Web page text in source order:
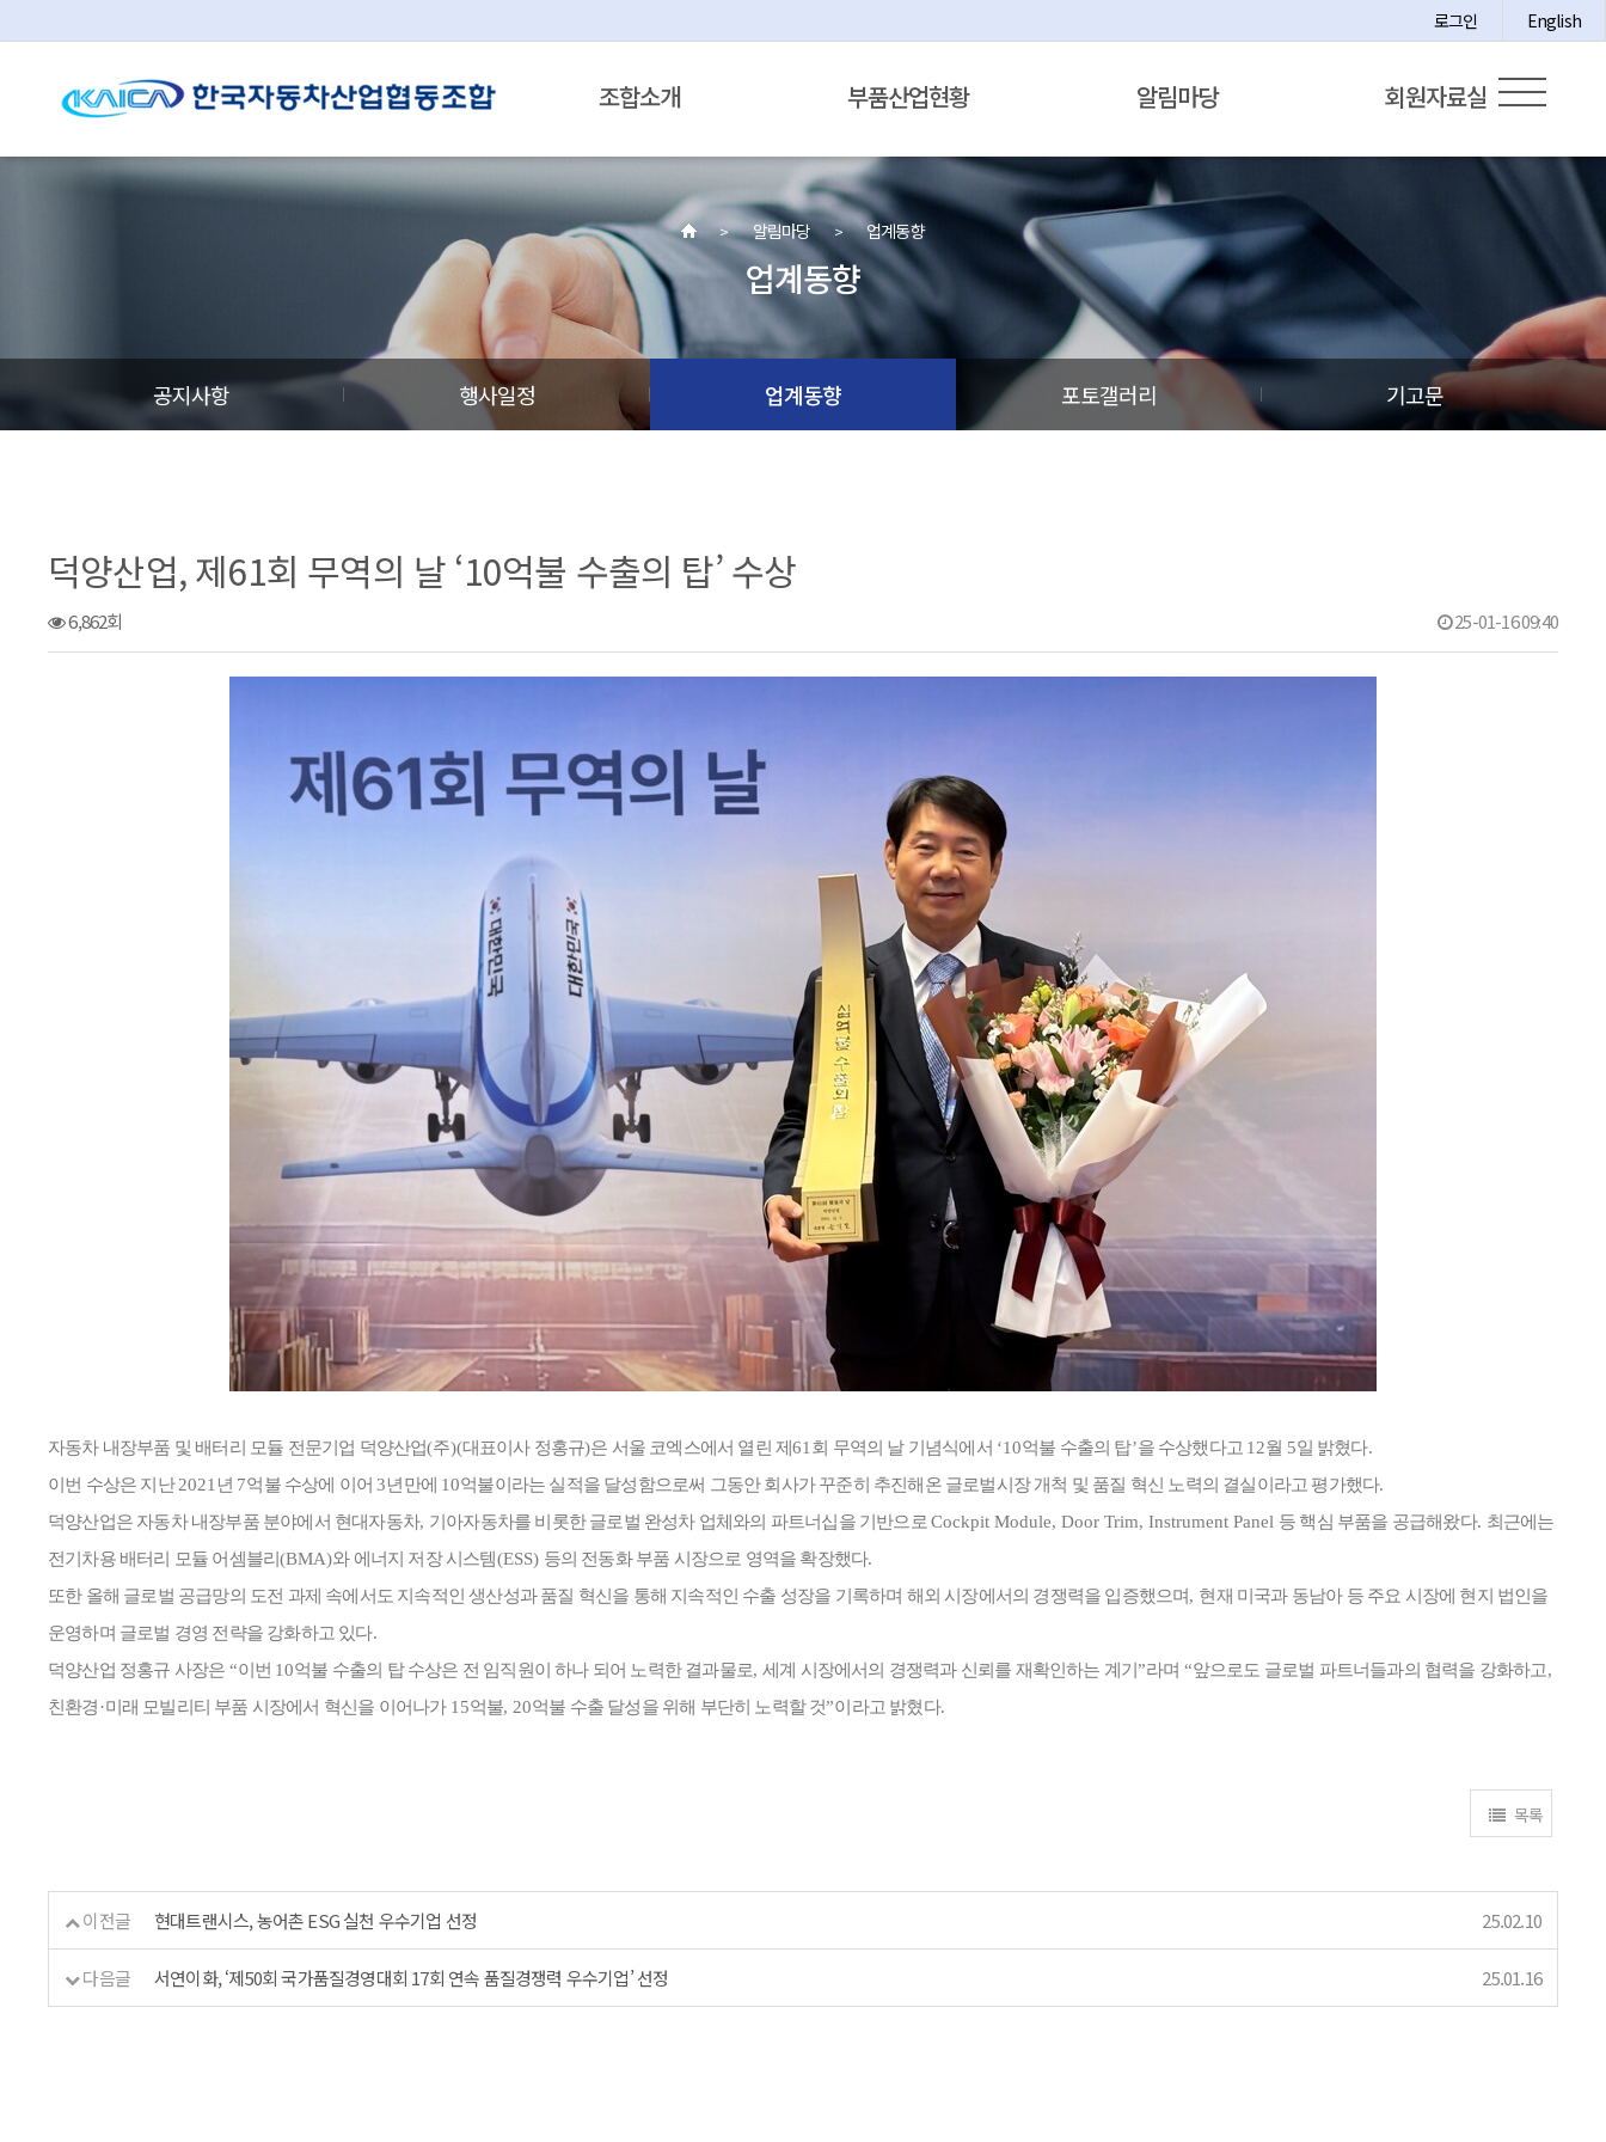
로그인 English
조합소개 부품산업현황 알림마당 회원자료실
알림마당 업계동향
업계동향
공지사항 행사일정 업계동향 포토갤러리 기고문
덕양산업, 제61회 무역의 날 ‘10억불 수출의 탑’ 수상
6,862회 25-01-16 09:40
자동차 내장부품 및 배터리 모듈 전문기업 덕양산업(주)(대표이사 정홍규)은 서울 코엑스에서 열린 제61 회 무역의 날 기념식에서 ‘10억불 수출의 탑’을 수상했다고 12월 5일 밝혔다.
이번 수상은 지난2021 년 7억불 수상에 이어3년만에 10억불이라는 실적을 달성함으로써 그동안 회사가 꾸준히 추진해온 글로벌시장 개척 및 품질 혁신 노력의 결실이라고 평가했다.
덕양산업은 자동차 내장부품 분야에서 현대자동차, 기아자동차를 비롯한 글로벌 완성차 업체와의 파트너십을 기반으로 Cockpit Module, Door Trim, Instrument Panel 등 핵심 부품을 공급해왔다. 최근에는
전기차용 배터리 모듈 어셈블리(BMA)와 에너지 저장 시스템(ESS) 등의 전동화 부품 시장으로 영역을 확장했다.
또한 올해 글로벌 공급망의 도전 과제 속에서도 지속적인 생산성과 품질 혁신을 통해 지속적인 수출 성장을 기록하며 해외 시장에서의 경쟁력을 입증했으며, 현재 미국과 동남아 등 주요 시장에 현지 법인을
운영하며 글로벌 경영 전략을 강화하고 있다.
덕양산업 정홍규 사장은 “이번 10억불 수출의 탑 수상은 전 임직원이 하나 되어 노력한 결과물로,세계 시장에서의 경쟁력과 신뢰를 재확인하는 계기”라며 “앞으로도 글로벌 파트너들과의 협력을 강화하고,
친환경·미래 모빌리티 부품 시장에서 혁신을 이어나가 15억불, 20억불 수출 달성을 위해 부단히 노력할 것”이라고 밝혔다.
목록
이전글 현대트랜시스, 농어촌 ESG 실천 우수기업 선정 25.02.10
다음글 서연이화, ‘제50회 국가품질경영대회 17회 연속 품질경쟁력 우수기업’ 선정 25.01.16